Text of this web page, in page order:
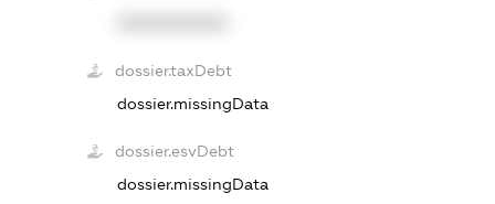
dossier.taxDebt
dossier.missingData
dossier.esvDebt
dossier.missingData